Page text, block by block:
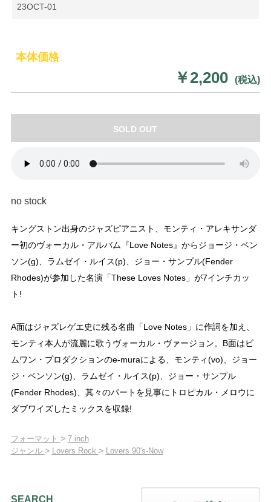
23OCT-01
本体価格
￥2,200 (税込)
SOLD OUT
no stock
キングストン出身のジャズピアニスト、モンティ・アレキサンダ
ー初のヴォーカル・アルバム『Love Notes』からジョージ・ベン
ソン(g)、ラムゼイ・ルイス(p)、ジョー・サンプル(Fender
Rhodes)が参加した名演「These Loves Notes」が7インチカッ
ト!
A面はジャズレゲエ史に残る名曲「Love Notes」に作詞を加え、
モンティ本人が流麗に歌うヴォーカル・ヴァージョン。B面はビ
ムワン・プロダクションのe-muraによる、モンティ(vo)、ジョー
ジ・ベンソン(g)、ラムゼイ・ルイス(p)、ジョー・サンプル
(Fender Rhodes)、其々のパートを見事にトロピカル・メロウに
ダブワイズしたミックスを収録!
フォーマット > 7 inch
ジャンル > Lovers Rock > Lovers 90's-Now
SEARCH